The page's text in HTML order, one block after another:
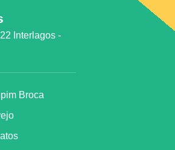
Interlagos -
Broca